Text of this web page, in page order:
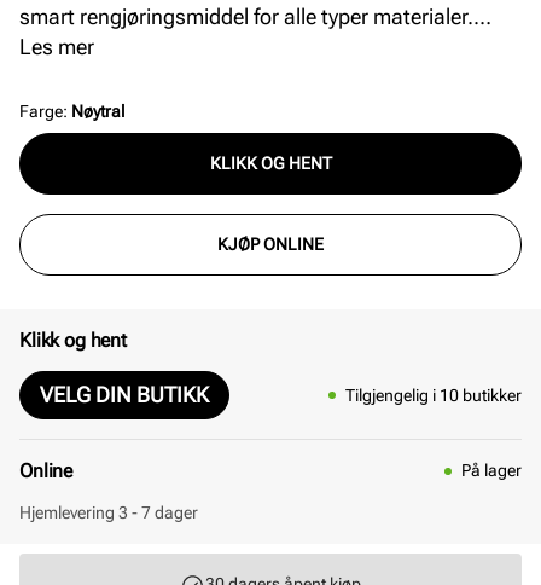
smart rengjøringsmiddel for alle typer materialer.
Ingrediensene brukes også i kosmetiske produkter og
aktive ingrediensene er veldig effektive, men også
ekstremt milde og skånsomme. Den magiske kraften
til dette smarte rengjøringsskummet får overdelene til
å skinne igjen. Magic upper cleaner er miljøvennlig..
Les mer
Farge: Nøytral
KLIKK OG HENT
KJØP ONLINE
Klikk og hent
VELG DIN BUTIKK Tilgjengelig i 10 butikker
Online På lager
Hjemlevering 3 - 7 dager